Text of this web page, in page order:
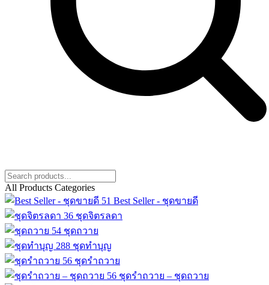
All Products Categories
51 Best Seller - ชุดขายดี
36 ชุดจิตรลดา
54 ชุดถวาย
288 ชุดทำบุญ
56 ชุดรำถวาย
56 ชุดรำถวาย – ชุดถวาย